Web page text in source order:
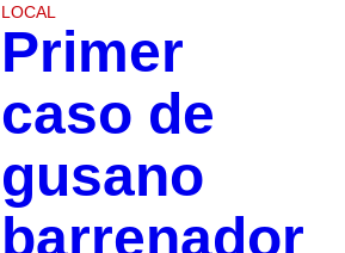
LOCAL
Primer
caso de
gusano
barrenador